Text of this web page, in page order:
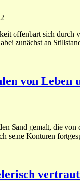
offenbart sich
zunächst an
von
Sand gemalt, die
seine Konturen